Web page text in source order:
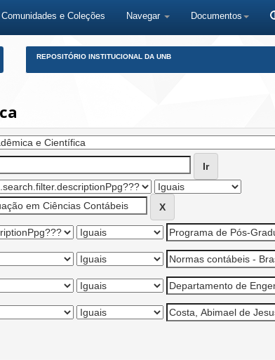
Comunidades e Coleções Navegar Documentos
REPOSITÓRIO INSTITUCIONAL DA UNB